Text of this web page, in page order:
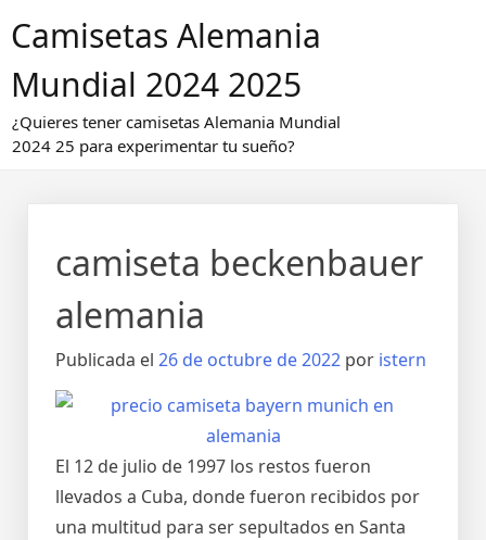
alCamisetas Alemania
Mundial 2024 2025
¿Quieres tener camisetas Alemania Mundial
2024 25 para experimentar tu sueño?
camiseta beckenbauer
alemania
Publicada el 26 de octubre de 2022 por istern
El 12 de julio de 1997 los restos fueron
llevados a Cuba, donde fueron recibidos por
una multitud para ser sepultados en Santa